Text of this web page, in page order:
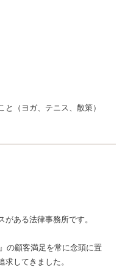
（ヨガ、テニス、散策）
ある法律事務所です。
の顧客満足を常に念頭に置
してきました。